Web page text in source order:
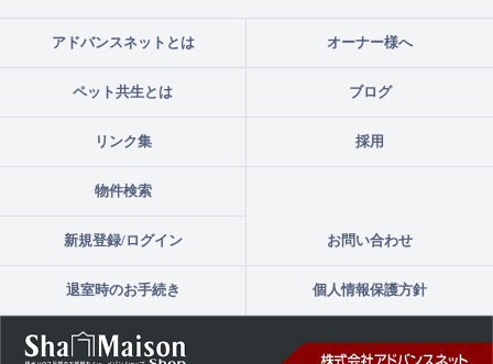
アドバンスネットとは オーナー様へ
ペット共生とは ブログ
リンク集 採用
物件検索
新規登録/ログイン お問い合わせ
退室時のお手続き 個人情報保護方針